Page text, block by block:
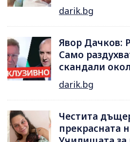
darik.bg
Явор Дачков:
Само
скандали
darik.bg
Честита
прекрасната